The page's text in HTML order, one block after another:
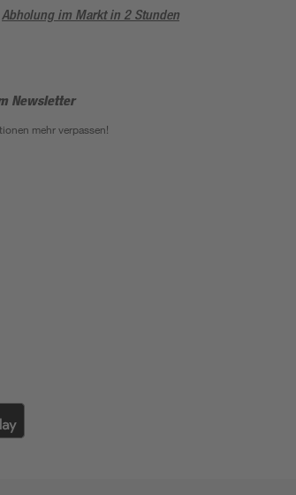
Abholung im Markt in 2 Stunden
Newsletter
mehr verpassen!